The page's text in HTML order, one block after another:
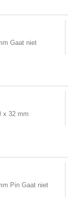
Gaat niet
x 32 mm
Pin Gaat niet